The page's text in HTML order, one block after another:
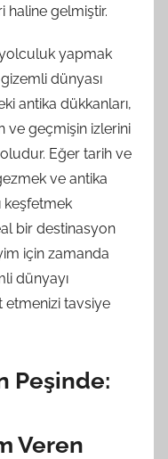
haline gelmiştir.
yapmak
dünyası
antika dükkanları,
ve geçmişin izlerini
Eğer tarih ve
ve antika
keşfetmek
bir destinasyon
için zamanda
dünyayı
etmenizi tavsiye
Peşinde:
Veren